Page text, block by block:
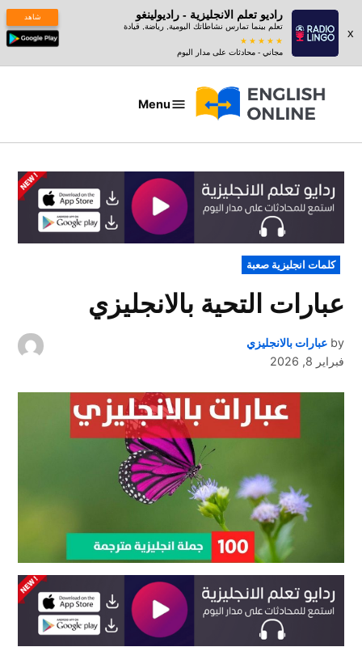
x
راديو تعلم الانجليزية - راديولينغو
تعلم بينما تمارس نشاطاتك اليومية, رياضة, قيادة
مجاني - محادثات على مدار اليوم
شاهد
عبارات
Menu
POSTED
IN
كلمات انجليزية صعبة
عبارات التحية بالانجليزي
by عبارات بالانجليزي
فبراير 8, 2026